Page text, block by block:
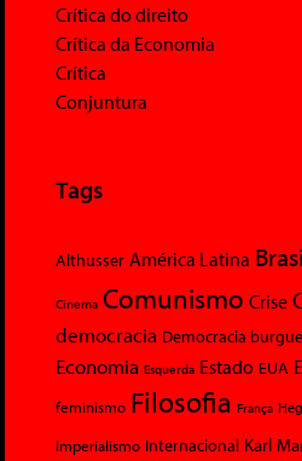
Crítica do direito
Crítica da Economia
Crítica
Conjuntura
Tags
Althusser América Latina
Cinema Comunismo Crise
democracia Democracia
Economia Esquerda Estado EUA
feminismo Filosofia França
Imperialismo Internacional Karl